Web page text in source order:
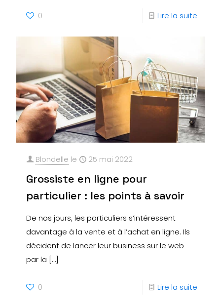
0 Lire la suite
Blondelle le 25 mai 2022
Grossiste en ligne pour
particulier : les points à savoir
De nos jours, les particuliers s’intéressent
davantage à la vente et à l’achat en ligne. Ils
décident de lancer leur business sur le web
par la […]
0 Lire la suite